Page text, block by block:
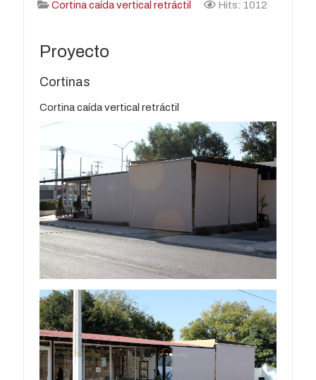
Cortina caída vertical retráctil
Hits: 1012
Proyecto
Cortinas
Cortina caída vertical retráctil